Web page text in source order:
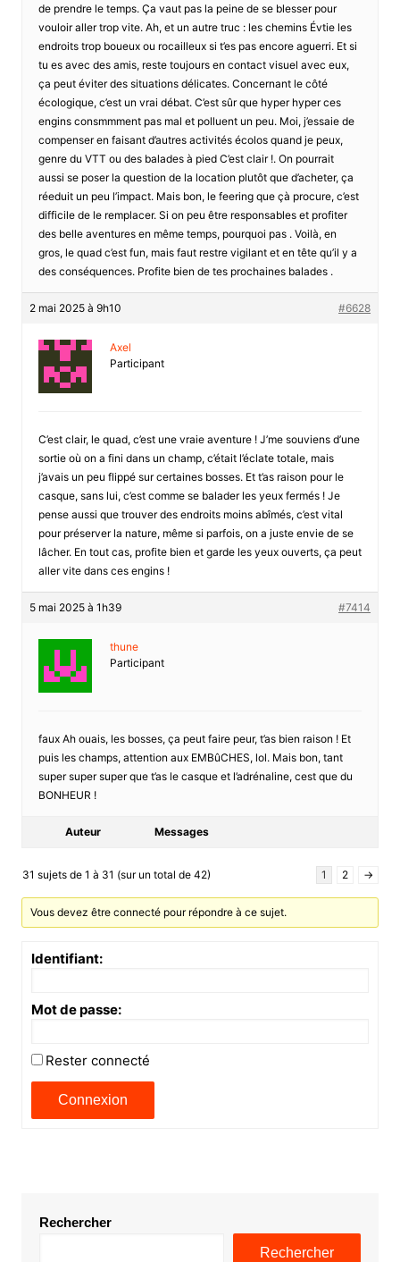
de prendre le temps. Ça vaut pas la peine de se blesser pour
vouloir aller trop vite. Ah, et un autre truc : les chemins Évtie les
endroits trop boueux ou rocailleux si t’es pas encore aguerri. Et si
tu es avec des amis, reste toujours en contact visuel avec eux,
ça peut éviter des situations délicates. Concernant le côté
écologique, c’est un vrai débat. C’est sûr que hyper hyper ces
engins consmmment pas mal et polluent un peu. Moi, j’essaie de
compenser en faisant d’autres activités écolos quand je peux,
genre du VTT ou des balades à pied C’est clair !. On pourrait
aussi se poser la question de la location plutôt que d’acheter, ça
réeduit un peu l’impact. Mais bon, le feering que çà procure, c’est
difficile de le remplacer. Si on peu être responsables et profiter
des belle aventures en même temps, pourquoi pas . Voilà, en
gros, le quad c’est fun, mais faut restre vigilant et en tête qu’il y a
des conséquences. Profite bien de tes prochaines balades .
2 mai 2025 à 9h10 #6628
Axel
Participant
C’est clair, le quad, c’est une vraie aventure ! J’me souviens d’une
sortie où on a fini dans un champ, c’était l’éclate totale, mais
j’avais un peu flippé sur certaines bosses. Et t’as raison pour le
casque, sans lui, c’est comme se balader les yeux fermés ! Je
pense aussi que trouver des endroits moins abîmés, c’est vital
pour préserver la nature, même si parfois, on a juste envie de se
lâcher. En tout cas, profite bien et garde les yeux ouverts, ça peut
aller vite dans ces engins !
5 mai 2025 à 1h39 #7414
thune
Participant
faux Ah ouais, les bosses, ça peut faire peur, t’as bien raison ! Et
puis les champs, attention aux EMBûCHES, lol. Mais bon, tant
super super super que t’as le casque et l’adrénaline, cest que du
BONHEUR !
Auteur Messages
31 sujets de 1 à 31 (sur un total de 42) 1 2 →
Vous devez être connecté pour répondre à ce sujet.
Identifiant:
Mot de passe:
Rester connecté
Connexion
Rechercher
Rechercher